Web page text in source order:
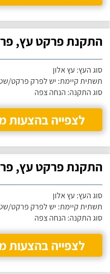
התקנת פרקט עץ,
סוג העץ: עץ אלון
תשתית קיימת: יש לפרק פרקט/
סוג התקנה: הנחה צפה
לצפייה בהצעות
התקנת פרקט עץ,
סוג העץ: עץ אלון
תשתית קיימת: יש לפרק פרקט/
סוג התקנה: הנחה צפה
לצפייה בהצעות